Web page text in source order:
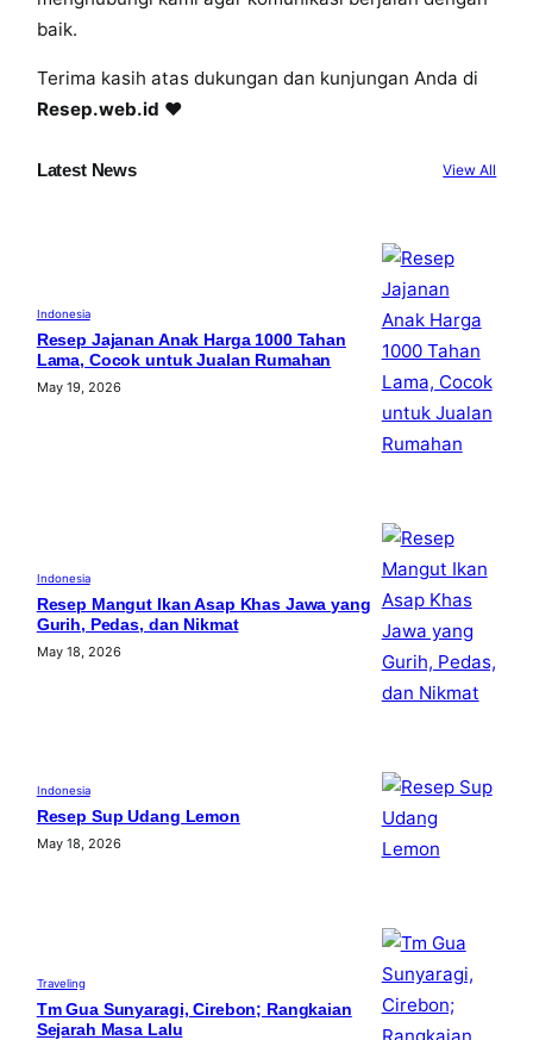
baik.
Terima kasih atas dukungan dan kunjungan Anda di
Resep.web.id ❤️
Latest News View All
Indonesia
Resep Jajanan Anak Harga 1000 Tahan
Lama, Cocok untuk Jualan Rumahan
May 19, 2026
Indonesia
Resep Mangut Ikan Asap Khas Jawa yang
Gurih, Pedas, dan Nikmat
May 18, 2026
Indonesia
Resep Sup Udang Lemon
May 18, 2026
Traveling
Tm Gua Sunyaragi, Cirebon; Rangkaian
Sejarah Masa Lalu